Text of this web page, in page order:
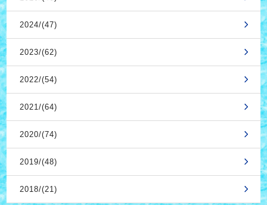
2024/(47)
2023/(62)
2022/(54)
2021/(64)
2020/(74)
2019/(48)
2018/(21)